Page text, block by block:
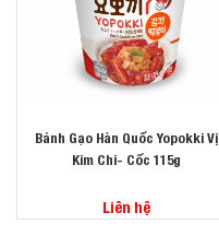
Bánh Gạo Hàn Quốc Yopokki Vị
Kim Chi- Cốc 115g
Liên hệ